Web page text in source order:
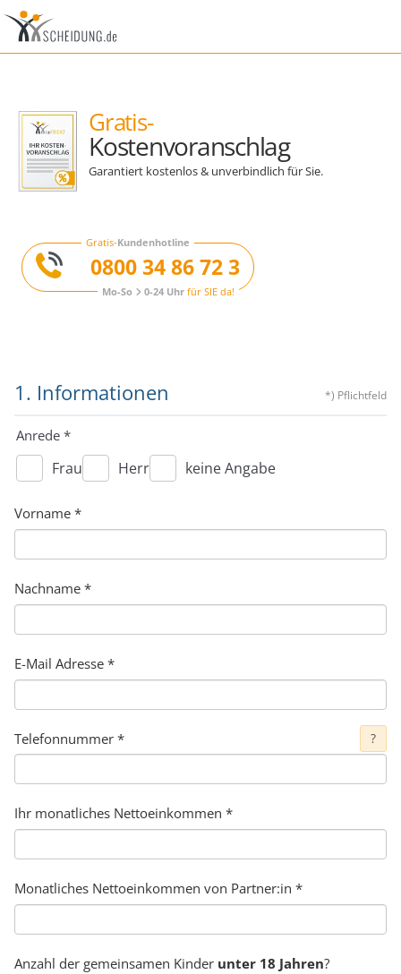
Gratis-
Kostenvoranschlag
Garantiert kostenlos & unverbindlich für Sie.
Gratis-Kundenhotline
0800 34 86 72 3
Mo-So 0-24 Uhrfür SIE da!
1. Informationen *) Pflichtfeld
Anrede *
Frau Herr keine Angabe
Vorname *
Nachname *
E-Mail Adresse *
Telefonnummer * ?
Ihr monatliches Nettoeinkommen *
Monatliches Nettoeinkommen von Partner:in *
Anzahl der gemeinsamen Kinder unter 18 Jahren?